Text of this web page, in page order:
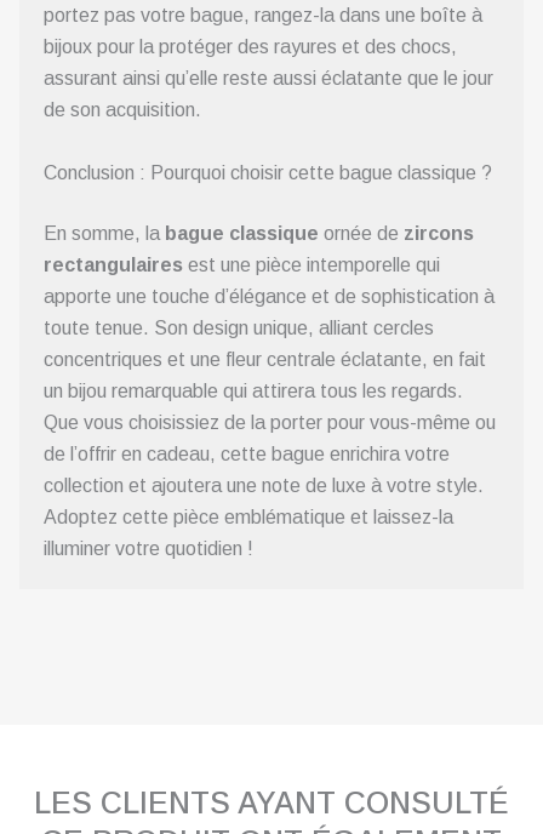
portez pas votre bague, rangez-la dans une boîte à
bijoux pour la protéger des rayures et des chocs,
assurant ainsi qu’elle reste aussi éclatante que le jour
de son acquisition.
Conclusion : Pourquoi choisir cette bague classique ?
En somme, la bague classique ornée de zircons
rectangulaires est une pièce intemporelle qui
apporte une touche d’élégance et de sophistication à
toute tenue. Son design unique, alliant cercles
concentriques et une fleur centrale éclatante, en fait
un bijou remarquable qui attirera tous les regards.
Que vous choisissiez de la porter pour vous-même ou
de l’offrir en cadeau, cette bague enrichira votre
collection et ajoutera une note de luxe à votre style.
Adoptez cette pièce emblématique et laissez-la
illuminer votre quotidien !
LES CLIENTS AYANT CONSULTÉ